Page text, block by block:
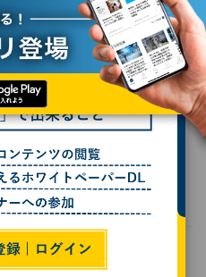
走るヒューマノイド」開発へ
再現、GMOが「走る